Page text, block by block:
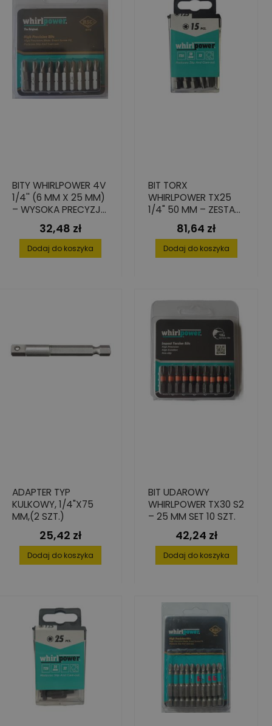
BITY WHIRLPOWER 4V
1/4'' (6 MM X 25 MM)
– WYSOKA PRECYZJA
I TRWAŁOŚĆ, 10 SZT.
Cena
32,48 zł
Dodaj do koszyka
BIT TORX
WHIRLPOWER TX25
1/4" 50 MM – ZESTAW
15 SZTUK ZE STALI S2
Cena
81,64 zł
Dodaj do koszyka
ADAPTER TYP
KULKOWY, 1/4"X75
MM,(2 SZT.)
Cena
25,42 zł
Dodaj do koszyka
BIT UDAROWY
WHIRLPOWER TX30 S2
– 25 MM SET 10 SZT.
Cena
42,24 zł
Dodaj do koszyka